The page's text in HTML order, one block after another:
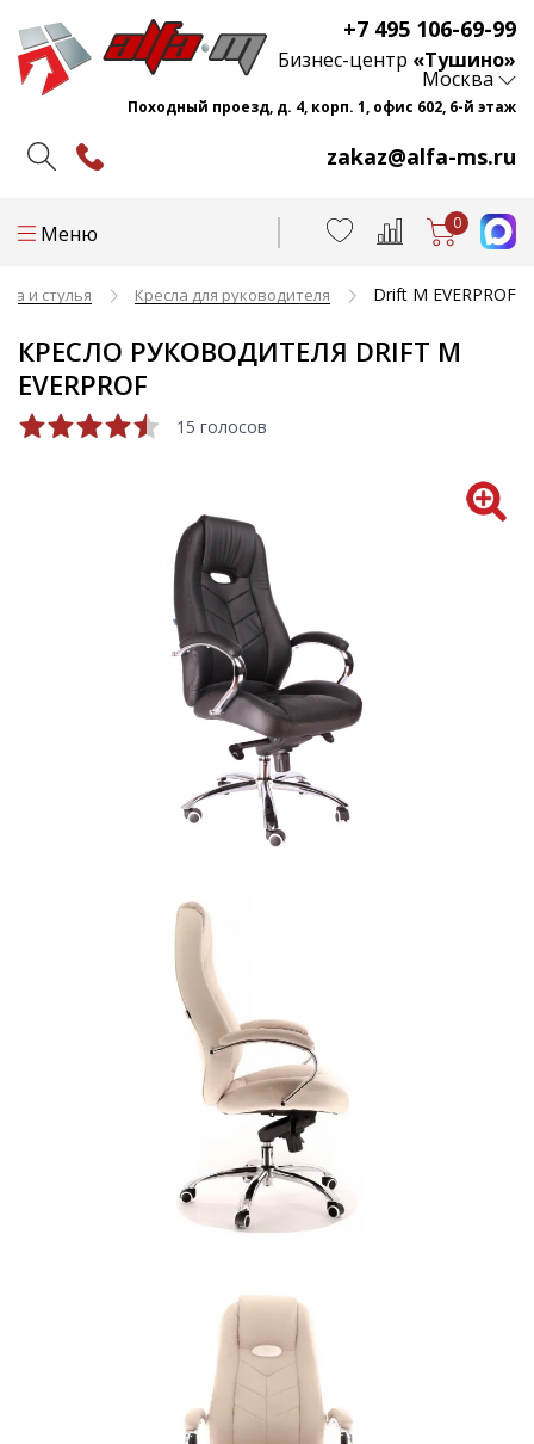
+7 495 106-69-99
zakaz@alfa-ms.ru
Бизнес-центр «Тушино»
Москва
Походный проезд, д. 4, корп. 1, офис 602, 6-й этаж
Меню 0
и стулья Кресла для руководителя Drift M EVERPROF
КРЕСЛО РУКОВОДИТЕЛЯ DRIFT M
EVERPROF
15 голосов